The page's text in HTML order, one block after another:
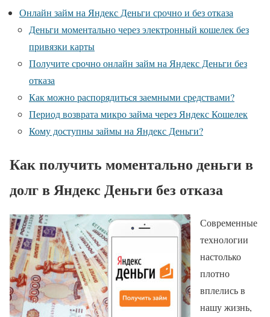
Онлайн займ на Яндекс Деньги срочно и без отказа
Деньги моментально через электронный кошелек без
привязки карты
Получите срочно онлайн займ на Яндекс Деньги без
отказа
Как можно распорядиться заемными средствами?
Период возврата микро займа через Яндекс Кошелек
Кому доступны займы на Яндекс Деньги?
Как получить моментально деньги в
долг в Яндекс Деньги без отказа
Современные
технологии
настолько
плотно
вплелись в
нашу жизнь,